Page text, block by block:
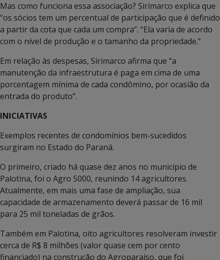
Mas como funciona essa associação? Sirimarco explica que
“os sócios tem um percentual de participação que é definido
a partir da cota que cada um compra”. “Ela varia de acordo
com o nível de produção e o tamanho da propriedade.”
Em relação às despesas, Sirimarco afirma que “a
manutenção da infraestrutura é paga em cima de uma
porcentagem mínima de cada condômino, por ocasião da
entrada do produto”.
INICIATIVAS
Exemplos recentes de condomínios bem-sucedidos
surgiram no Estado do Paraná.
O primeiro, criado há quase dez anos no município de
Palotina, foi o Agro 5000, reunindo 14 agricultores.
Atualmente, em mais uma fase de ampliação, sua
capacidade de armazenamento deverá passar de 16 mil
para 25 mil toneladas de grãos.
Também em Palotina, oito agricultores resolveram investir
cerca de R$ 8 milhões (valor quase cem por cento
financiado) na construção do Agroparaíso, que foi